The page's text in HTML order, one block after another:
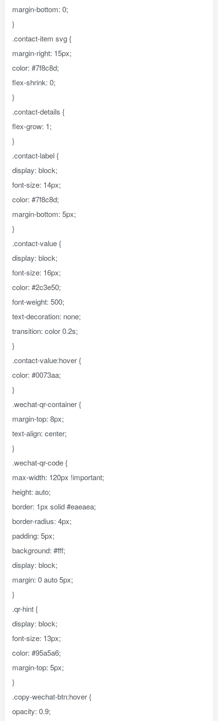
margin-bottom: 0;
}
.contact-item svg {
margin-right: 15px;
color: #7f8c8d;
flex-shrink: 0;
}
.contact-details {
flex-grow: 1;
}
.contact-label {
display: block;
font-size: 14px;
color: #7f8c8d;
margin-bottom: 5px;
}
.contact-value {
display: block;
font-size: 16px;
color: #2c3e50;
font-weight: 500;
text-decoration: none;
transition: color 0.2s;
}
.contact-value:hover {
color: #0073aa;
}
.wechat-qr-container {
margin-top: 8px;
text-align: center;
}
.wechat-qr-code {
max-width: 120px !important;
height: auto;
border: 1px solid #eaeaea;
border-radius: 4px;
padding: 5px;
background: #fff;
display: block;
margin: 0 auto 5px;
}
.qr-hint {
display: block;
font-size: 13px;
color: #95a5a6;
margin-top: 5px;
}
.copy-wechat-btn:hover {
opacity: 0.9;